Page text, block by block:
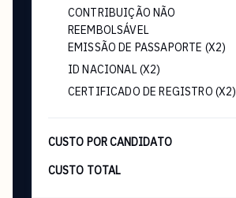
CONTRIBUIÇÃO NÃO
REEMBOLSÁVEL
EMISSÃO DE PASSAPORTE (X2)
ID NACIONAL (X2)
CERTIFICADO DE REGISTRO (X2)
CUSTO POR CANDIDATO
CUSTO TOTAL